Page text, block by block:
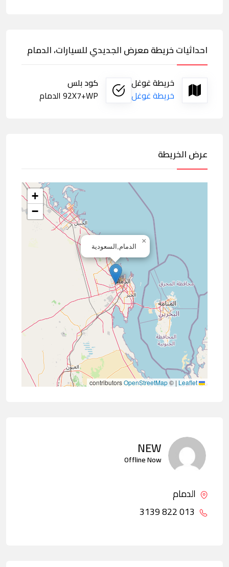
احداثيات خريطة معرض الجديدي للسيارات، الدمام
خريطة غوغل
خريطة غوغل
كود بلس
92X7+WP الدمام
عرض الخريطة
الدمام,السعودية
×
+
−
Leaflet
|
©
OpenStreetMap
NEW
Offline Now
الدمام